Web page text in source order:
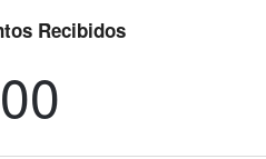
Recibidos